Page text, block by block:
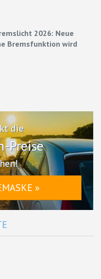
2026: Neue
Bremsfunktion wird
die
Preise
»